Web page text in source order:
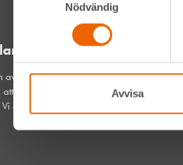
Nödvändig
Avvisa
av Sveriges ledande maskinuthyrare. Det
vara din lokala samarbetspartner och
är ett samspelt lag med hjärtat på